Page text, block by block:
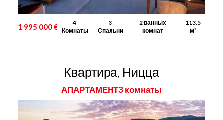
1 995 000 €
4
Комнаты
3
Спальни
2 ванных
комнат
113.5
м²
Квартира, Ницца
АПАРТАМЕНТ3 комнаты